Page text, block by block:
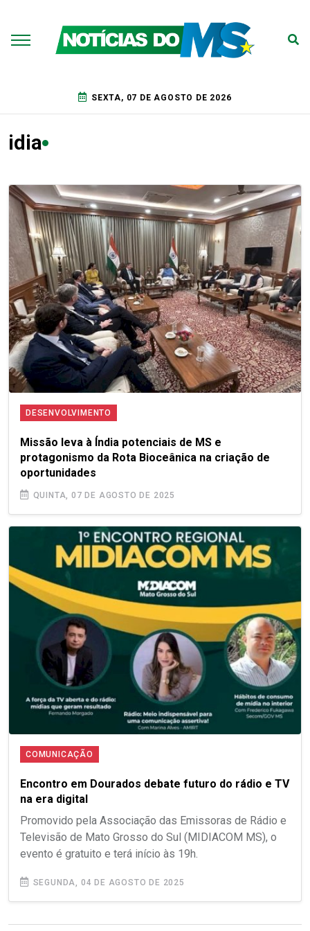
SEXTA, 07 DE AGOSTO DE 2026
idia
DESENVOLVIMENTO
Missão leva à Índia potenciais de MS e
protagonismo da Rota Bioceânica na criação de
oportunidades
QUINTA, 07 DE AGOSTO DE 2025
COMUNICAÇÃO
Encontro em Dourados debate futuro do rádio e TV
na era digital
Promovido pela Associação das Emissoras de Rádio e
Televisão de Mato Grosso do Sul (MIDIACOM MS), o
evento é gratuito e terá início às 19h.
SEGUNDA, 04 DE AGOSTO DE 2025